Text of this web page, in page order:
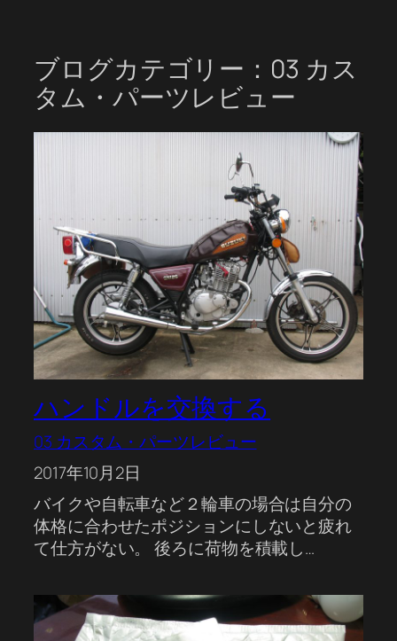
ブログカテゴリー：03 カス
タム・パーツレビュー
ハンドルを交換する
03 カスタム・パーツレビュー
2017年10月2日
バイクや自転車など２輪車の場合は自分の
体格に合わせたポジションにしないと疲れ
て仕方がない。 後ろに荷物を積載し…